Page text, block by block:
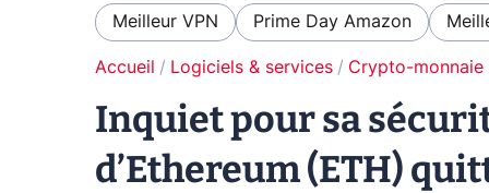
Meilleur VPN Prime Day Amazon
Accueil Logiciels & services Crypto-monnaie
Inquiet pour sa
d’Ethereum (ETH)